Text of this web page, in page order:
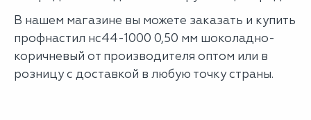
В нашем магазине вы можете заказать и купить
профнастил нс44-1000 0,50 мм шоколадно-
коричневый от производителя оптом или в
розницу с доставкой в любую точку страны.